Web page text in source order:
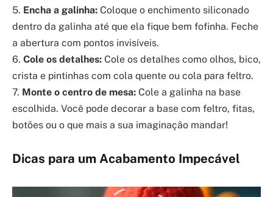
5. Encha a galinha: Coloque o enchimento siliconado
dentro da galinha até que ela fique bem fofinha. Feche
a abertura com pontos invisíveis.
6. Cole os detalhes: Cole os detalhes como olhos, bico,
crista e pintinhas com cola quente ou cola para feltro.
7. Monte o centro de mesa: Cole a galinha na base
escolhida. Você pode decorar a base com feltro, fitas,
botões ou o que mais a sua imaginação mandar!
Dicas para um Acabamento Impecável